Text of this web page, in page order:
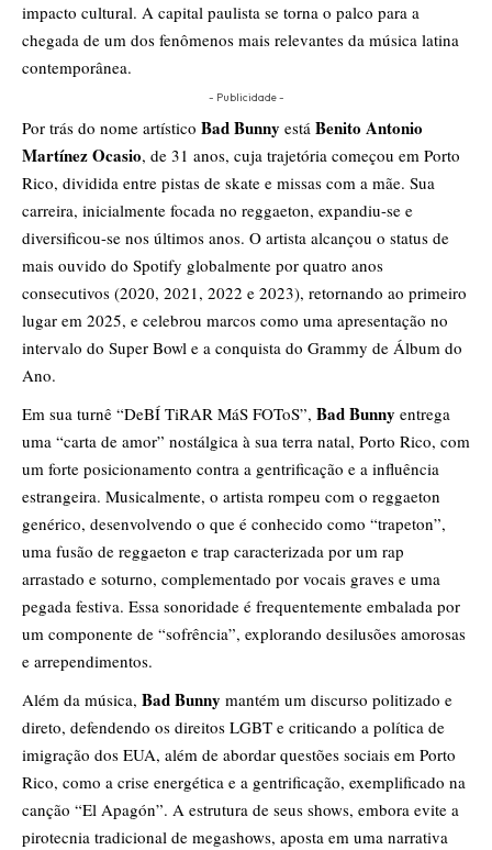
impacto cultural. A capital paulista se torna o palco para a
chegada de um dos fenômenos mais relevantes da música latina
contemporânea.
- Publicidade -
Por trás do nome artístico Bad Bunny está Benito Antonio
Martínez Ocasio, de 31 anos, cuja trajetória começou em Porto
Rico, dividida entre pistas de skate e missas com a mãe. Sua
carreira, inicialmente focada no reggaeton, expandiu-se e
diversificou-se nos últimos anos. O artista alcançou o status de
mais ouvido do Spotify globalmente por quatro anos
consecutivos (2020, 2021, 2022 e 2023), retornando ao primeiro
lugar em 2025, e celebrou marcos como uma apresentação no
intervalo do Super Bowl e a conquista do Grammy de Álbum do
Ano.
Em sua turnê “DeBÍ TiRAR MáS FOToS”, Bad Bunny entrega
uma “carta de amor” nostálgica à sua terra natal, Porto Rico, com
um forte posicionamento contra a gentrificação e a influência
estrangeira. Musicalmente, o artista rompeu com o reggaeton
genérico, desenvolvendo o que é conhecido como “trapeton”,
uma fusão de reggaeton e trap caracterizada por um rap
arrastado e soturno, complementado por vocais graves e uma
pegada festiva. Essa sonoridade é frequentemente embalada por
um componente de “sofrência”, explorando desilusões amorosas
e arrependimentos.
Além da música, Bad Bunny mantém um discurso politizado e
direto, defendendo os direitos LGBT e criticando a política de
imigração dos EUA, além de abordar questões sociais em Porto
Rico, como a crise energética e a gentrificação, exemplificado na
canção “El Apagón”. A estrutura de seus shows, embora evite a
pirotecnia tradicional de megashows, aposta em uma narrativa